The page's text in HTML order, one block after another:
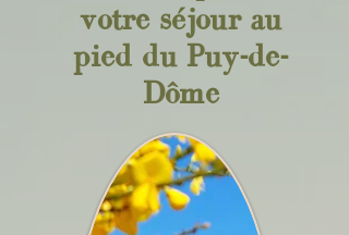
votre séjour au
pied du Puy-de-
Dôme